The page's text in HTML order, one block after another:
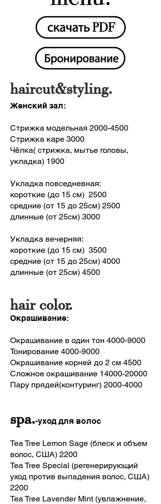
haircut&styling.
Женский зал:
Стрижка модельная 2000-4500
Стрижка каре 3000
Чёлка( стрижка, мытье головы,
укладка) 1900
Укладка повседневная:
короткие (до 15 см) 2500
средние (от 15 до 25см) 2500
длинные (от 25см) 3000
Укладка вечерняя:
короткие (до 15 см) 3500
средние (от 15 до 25см) 4000
длинные (от 25см) 4500
hair color.
Окрашивание:
Окрашивание в один тон 4000-9000
Тонирование 4000-9000
Окрашивание корней до 2 см 4500
Сложное окрашивание 14000-20000
Пару прядей(контуринг) 2000-4000
spa.-уход для волос
Tea Tree Lemon Sage (блеск и объем
волос, США) 2200
Tea Tree Special (регенерирующий
уход против выпадения волос, США)
2200
Tea Tree Lavender Mint (увлажнение,